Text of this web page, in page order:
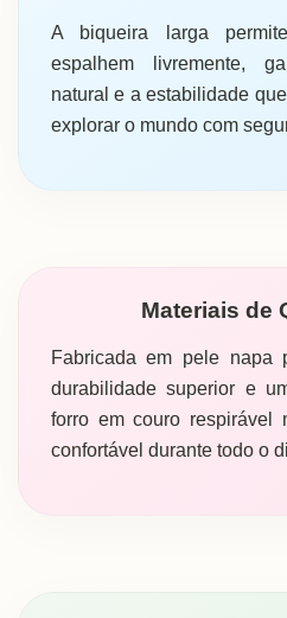
A biqueira larga
espalhem livremente,
natural e a estabilidade
explorar o mundo com
Materiais de
Fabricada em pele napa
durabilidade superior e
forro em couro respirável
confortável durante todo o